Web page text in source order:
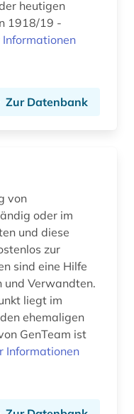
heutigen
1918/19 -
Informationen
Zur Datenbank
von
oder im
und diese
zur
sind eine Hilfe
und Verwandten.
liegt im
ehemaligen
GenTeam ist
Informationen